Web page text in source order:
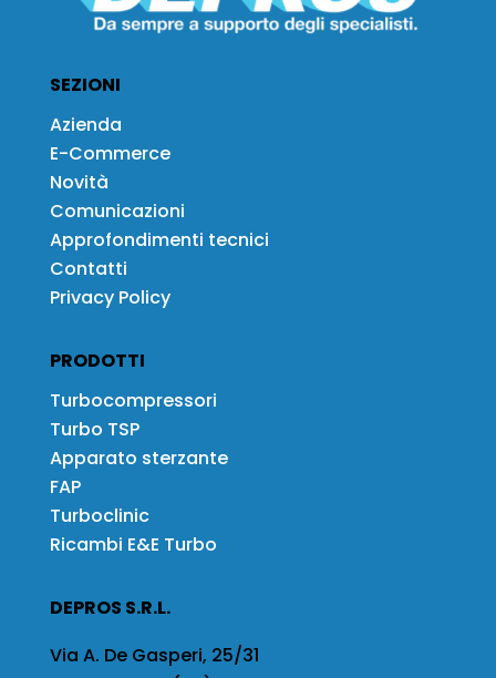
SEZIONI
Azienda
E-Commerce
Novità
Comunicazioni
Approfondimenti tecnici
Contatti
Privacy Policy
PRODOTTI
Turbocompressori
Turbo TSP
Apparato sterzante
FAP
Turboclinic
Ricambi E&E Turbo
DEPROS S.R.L.
Via A. De Gasperi, 25/31